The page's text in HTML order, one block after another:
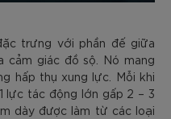
trưng với phần đế giữa
cảm giác đồ sộ. Nó mang
hấp thụ xung lực. Mỗi khi
lực tác động lớn gấp 2 – 3
dày được làm từ các loại